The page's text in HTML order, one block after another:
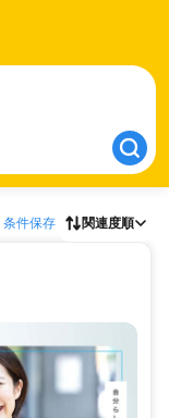
条件保存 関連度順